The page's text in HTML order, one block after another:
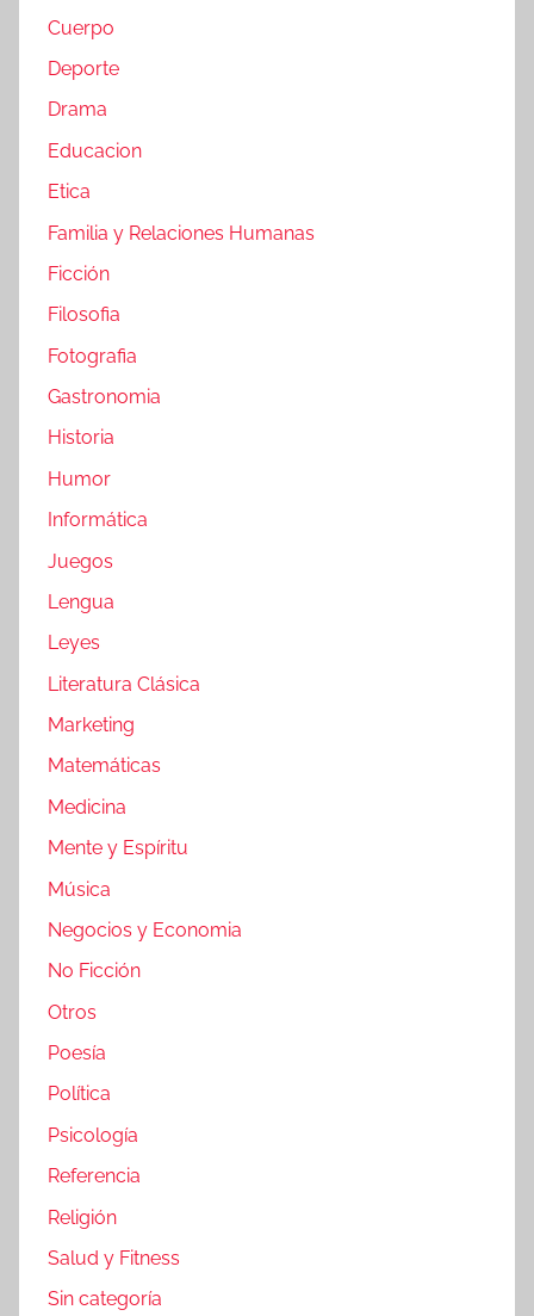
Cuerpo
Deporte
Drama
Educacion
Etica
Familia y Relaciones Humanas
Ficción
Filosofia
Fotografia
Gastronomia
Historia
Humor
Informática
Juegos
Lengua
Leyes
Literatura Clásica
Marketing
Matemáticas
Medicina
Mente y Espíritu
Música
Negocios y Economia
No Ficción
Otros
Poesía
Política
Psicología
Referencia
Religión
Salud y Fitness
Sin categoría